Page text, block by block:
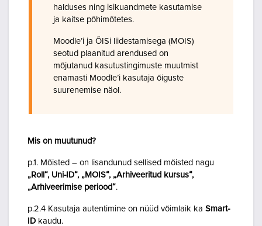
halduses ning isikuandmete kasutamise
ja kaitse põhimõtetes.
Moodle’i ja ÕISi liidestamisega (MOIS)
seotud plaanitud arendused on
mõjutanud kasutustingimuste muutmist
enamasti Moodle’i kasutaja õiguste
suurenemise näol.
Mis on muutunud?
p.1. Mõisted – on lisandunud sellised mõisted nagu
„Roll“, Uni-ID“, „MOIS“, „Arhiveeritud kursus“,
„Arhiveerimise periood“.
p.2.4 Kasutaja autentimine on nüüd võimlaik ka Smart-
ID kaudu.